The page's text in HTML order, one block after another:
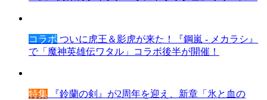
コラボ ついに虎王＆影虎が来た！『鋼嵐 - メカラシ』
で「魔神英雄伝ワタル」コラボ後半が開催！
特集 『鈴蘭の剣』が2周年を迎え、新章「氷と血の